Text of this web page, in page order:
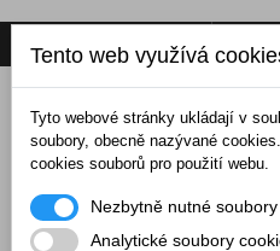
Tento web využívá
Tyto webové stránky ukládají v
soubory, obecně nazývané
cookies souborů pro použití webu.
Nezbytně nutné
Analytické soubory